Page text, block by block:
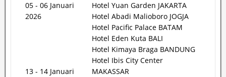
05 - 06 Januari
2026
13 - 14 Januari
Hotel Yuan Garden JAKARTA
Hotel Abadi Malioboro JOGJA
Hotel Pacific Palace BATAM
Hotel Eden Kuta BALI
Hotel Kimaya Braga BANDUNG
Hotel Ibis City Center
MAKASSAR